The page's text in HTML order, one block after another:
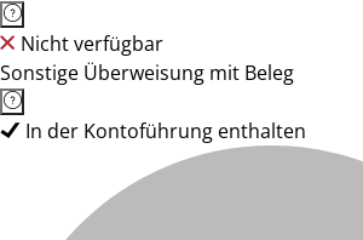
Nicht verfügbar
Sonstige Überweisung mit Beleg
In der Kontoführung enthalten